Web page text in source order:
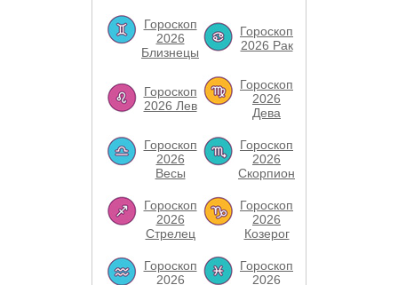
Гороскоп
2026
Близнецы
Гороскоп
2026 Рак
Гороскоп
2026 Лев
Гороскоп
2026
Дева
Гороскоп
2026
Весы
Гороскоп
2026
Скорпион
Гороскоп
2026
Стрелец
Гороскоп
2026
Козерог
Гороскоп
2026
Гороскоп
2026